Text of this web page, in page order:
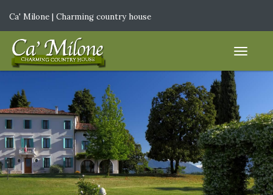
Ca' Milone | Charming country house